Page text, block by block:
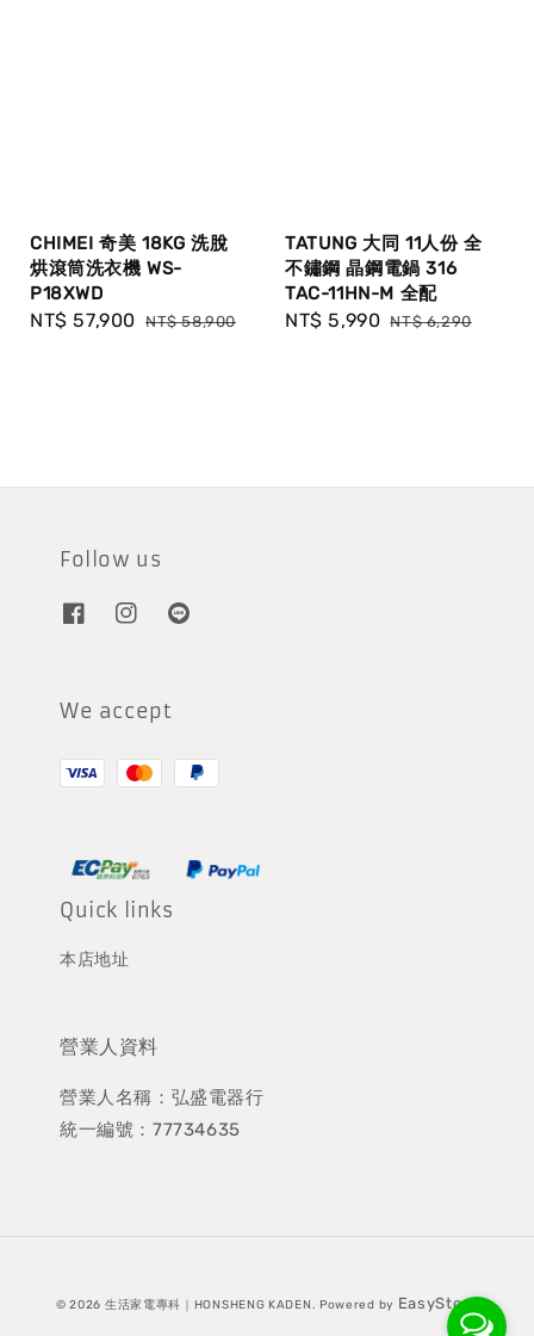
CHIMEI 奇美 18KG 洗脫
烘滾筒洗衣機 WS-
P18XWD
Sale
NT$ 57,900 Regular
NT$ 58,900
TATUNG 大同 11人份 全
不鏽鋼 晶鋼電鍋 316
TAC-11HN-M 全配
Sale
NT$ 5,990 Regular
NT$ 6,290
Follow us
We accept
Quick links
本店地址
營業人資料
營業人名稱：弘盛電器行
統一編號：77734635
© 2026 生活家電專科｜HONSHENG KADEN. Powered by EasyStore